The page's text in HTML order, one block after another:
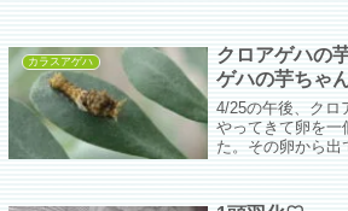
カラスアゲハ
クロアゲハの
ゲハの芋ちゃ
4/25の午後、クロ
やってきて卵を一
た。その卵から出
個だけ産んでいっ